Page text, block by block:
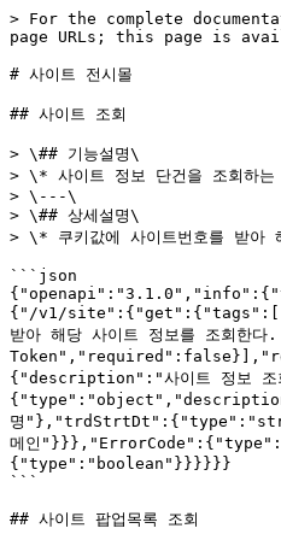
> For the complete documentation index, see [llms.txt](https://tech.x2bee.com/llms.txt). Markdown versions of documentation pages are available by appending `.md` to page URLs; this page is available as [Markdown](https://tech.x2bee.com/api/store-front-api/display-api/undefined-1.md).

# 사이트 전시몰

## 사이트 조회

> \## 기능설명\
> \* 사이트 정보 단건을 조회하는 API 입니다.\
> \---\
> \## 상세설명\
> \* 쿠키값에 사이트번호를 받아 해당 사이트 정보를 조회한다. (default : 1)<br>

```json
{"openapi":"3.1.0","info":{"title":"X2BEE Display API","version":"v1"},"servers":[{"url":"https://api-display.x2bee.com/api/display/","description":"prd"}],"paths":{"/v1/site":{"get":{"tags":["사이트 전시몰"],"summary":"사이트 조회","description":"## 기능설명\n* 사이트 정보 단건을 조회하는 API 입니다.\n---\n## 상세설명\n* 쿠키값에 사이트번호를 받아 해당 사이트 정보를 조회한다. (default : 1)\n","operationId":"getSiteInfo","parameters":[{"name":"Authorization","in":"header","description":"Access Token","required":false}],"responses":{"200":{"description":"사이트 정보 조회 성공","content":{"*/*":{"schema":{"$ref":"#/components/schemas/SiteInfo"}}}},"400":{"description":"사이트 정보 조회 실패","content":{"*/*":{"schema":{"$ref":"#/components/schemas/ErrorCode"}}}}}}}},"components":{"schemas":{"SiteInfo":{"type":"object","description":"사이트 정보 DTO","properties":{"siteNo":{"type":"string","description":"사이트번호"},"siteNm":{"type":"string","description":"사이트명"},"trdStrtDt":{"type":"string","description":"거래시작일자"},"trdEndDt":{"type":"string","description":"거래종료일자"},"siteDom":{"type":"string","description":"사이트도메인"}}},"ErrorCode":{"type":"object","properties":{"code":{"type":"string"},"message":{"type":"string"},"httpStatus":{"type":"integer","format":"int32"},"isProcess":{"type":"boolean"}}}}}}
```

## 사이트 팝업목록 조회

> \## 기능설명\
> \* 해당 사